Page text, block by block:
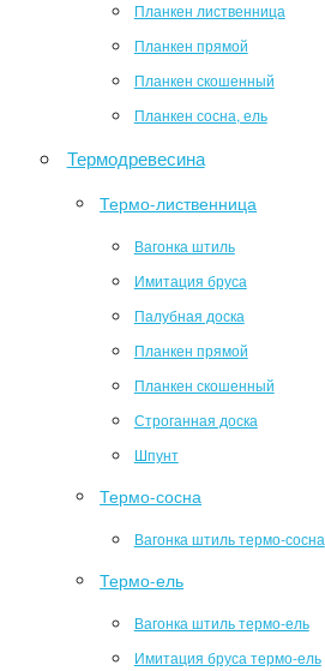
Планкен лиственница
Планкен прямой
Планкен скошенный
Планкен сосна, ель
Термодревесина
Термо-лиственница
Вагонка штиль
Имитация бруса
Палубная доска
Планкен прямой
Планкен скошенный
Строганная доска
Шпунт
Термо-сосна
Вагонка штиль термо-сосна
Термо-ель
Вагонка штиль термо-ель
Имитация бруса термо-ель